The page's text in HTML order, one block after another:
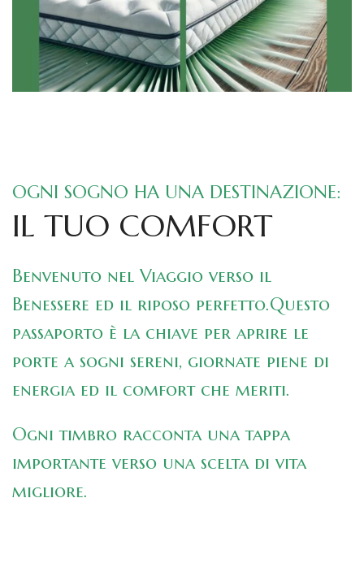
OGNI SOGNO HA UNA DESTINAZIONE:
IL TUO COMFORT
Benvenuto nel Viaggio verso il
Benessere ed il riposo perfetto.Questo
passaporto è la chiave per aprire le
porte a sogni sereni, giornate piene di
energia ed il comfort che meriti.
Ogni timbro racconta una tappa
importante verso una scelta di vita
migliore.